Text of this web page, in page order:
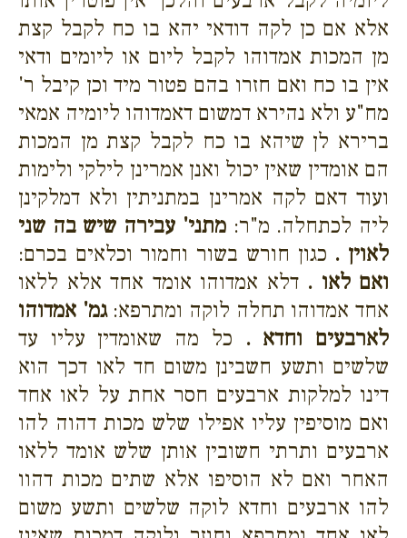
אלא אם כן לקה דודאי יהא בו כח לקבל קצת
מן המכות אמדוהו לקבל ליום או ליומים ודאי
אין בו כח ואם חזרו בהם פטור מיד וכן קיבל ר'
מח"ע ולא נהירא דמשום דאמדוהו ליומיה אמאי
ברירא לן שיהא בו כח לקבל קצת מן המכות
הם אומדין שאין יכול ואנן אמרינן לילקי ולימות
ועוד דאם לקה אמרינן במתניתין ולא דמלקינן
ליה לכתחלה. מ"ר:מתני' עבירה שיש בה שני
לאוין . כגון חורש בשור וחמור וכלאים בכרם:
ואם לאו . דלא אמדוהו אומד אחד אלא ללאו
אחד אמדוהו תחלה לוקה ומתרפא:גמ' אמדוהו
לארבעים וחדא . כל מה שאומדין עליו עד
שלשים ותשע חשבינן משום חד לאו דכך הוא
דינו למלקות ארבעים חסר אחת על לאו אחד
ואם מוסיפין עליו אפילו שלש מכות דהוה להו
ארבעים ותרתי חשובין אותן שלש אומד ללאו
האחר ואם לא הוסיפו אלא שתים מכות דהוו
להו ארבעים וחדא לוקה שלשים ותשע משום